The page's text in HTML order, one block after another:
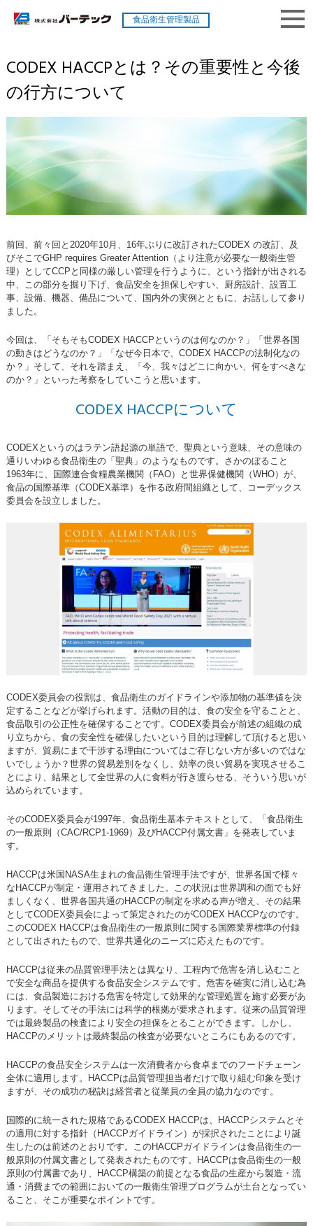
食品衛生管理製品
CODEX HACCPとは？その重要性と今後
の行方について
前回、前々回と2020年10月、16年ぶりに改訂されたCODEX の改訂、及
びそこでGHP requires Greater Attention（より注意が必要な一般衛生管
理）としてCCPと同様の厳しい管理を行うように、という指針が出される
中、この部分を掘り下げ、食品安全を担保しやすい、厨房設計、設置工
事、設備、機器、備品について、国内外の実例とともに、お話しして参り
ました。
今回は、「そもそもCODEX HACCPというのは何なのか？」「世界各国
の動きはどうなのか？」「なぜ今日本で、CODEX HACCPの法制化なの
か？」そして、それを踏まえ、「今、我々はどこに向かい、何をすべきな
のか？」といった考察をしていこうと思います。
CODEX HACCPについて
CODEXというのはラテン語起源の単語で、聖典という意味、その意味の
通りいわゆる食品衛生の「聖典」のようなものです。さかのぼること
1963年に、国際連合食糧農業機関（FAO）と世界保健機関（WHO）が、
食品の国際基準（CODEX基準）を作る政府間組織として、コーデックス
委員会を設立しました。
CODEX委員会の役割は、食品衛生のガイドラインや添加物の基準値を決
定することなどが挙げられます。活動の目的は、食の安全を守ることと、
食品取引の公正性を確保することです。CODEX委員会が前述の組織の成
り立ちから、食の安全性を確保したいという目的は理解して頂けると思い
ますが、貿易にまで干渉する理由についてはご存じない方が多いのではな
いでしょうか？世界の貿易差別をなくし、効率の良い貿易を実現させるこ
とにより、結果として全世界の人に食料が行き渡らせる、そういう思いが
込められています。
そのCODEX委員会が1997年、食品衛生基本テキストとして、「食品衛生
の一般原則（CAC/RCP1-1969）及びHACCP付属文書」を発表していま
す。
HACCPは米国NASA生まれの食品衛生管理手法ですが、世界各国で様々
なHACCPが制定・運用されてきました。この状況は世界調和の面でも好
ましくなく、世界各国共通のHACCPの制定を求める声が増え、その結果
としてCODEX委員会によって策定されたのがCODEX HACCPなのです。
このCODEX HACCPは食品衛生の一般原則に関する国際業界標準の付録
として出されたもので、世界共通化のニーズに応えたものです。
HACCPは従来の品質管理手法とは異なり、工程内で危害を消し込むこと
で安全な商品を提供する食品安全システムです。危害を確実に消し込む為
には、食品製造における危害を特定して効果的な管理処置を施す必要があ
ります。そしてその手法には科学的根拠が要求されます。従来の品質管理
では最終製品の検査により安全の担保をとることができます。しかし、
HACCPのメリットは最終製品の検査が必要ないところにもあるのです。
HACCPの食品安全システムは一次消費者から食卓までのフードチェーン
全体に適用します。HACCPは品質管理担当者だけで取り組む印象を受け
ますが、その成功の秘訣は経営者と従業員の全員の協力なのです。
国際的に統一された規格であるCODEX HACCPは、HACCPシステムとそ
の適用に対する指針（HACCPガイドライン）が採択されたことにより誕
生したのは前述のとおりです。このHACCPガイドラインは食品衛生の一
般原則の付属文書として発表されたものです。HACCPは食品衛生の一般
原則の付属書であり、HACCP構築の前提となる食品の生産から製造・流
通・消費までの範囲においての一般衛生管理プログラムが土台となってい
ること、そこが重要なポイントです。